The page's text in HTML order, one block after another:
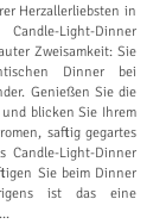
Herzallerliebsten in
Light-Dinner
Zweisamkeit: Sie
Dinner bei
Genießen Sie die
blicken Sie Ihrem
saftig gegartes
Candle-Light-Dinner
Sie beim Dinner
ist das eine